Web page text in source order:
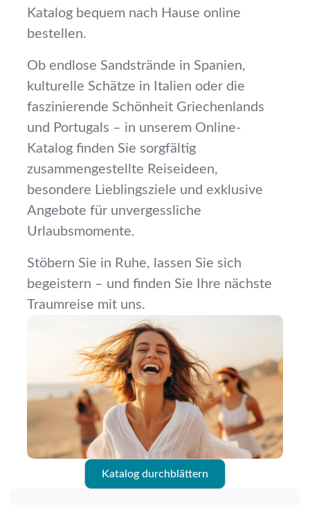
Katalog bequem nach Hause online
bestellen.
Ob endlose Sandstrände in Spanien,
kulturelle Schätze in Italien oder die
faszinierende Schönheit Griechenlands
und Portugals – in unserem Online-
Katalog finden Sie sorgfältig
zusammengestellte Reiseideen,
besondere Lieblingsziele und exklusive
Angebote für unvergessliche
Urlaubsmomente.
Stöbern Sie in Ruhe, lassen Sie sich
begeistern – und finden Sie Ihre nächste
Traumreise mit uns.
Katalog durchblättern